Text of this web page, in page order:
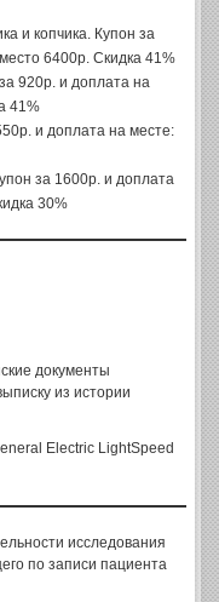
и копчика. Купон за
6400р. Скидка 41%
920р. и доплата на
41%
и доплата на месте:
за 1600р. и доплата
30%
документы
из истории
Electric LightSpeed
исследования
по записи пациента